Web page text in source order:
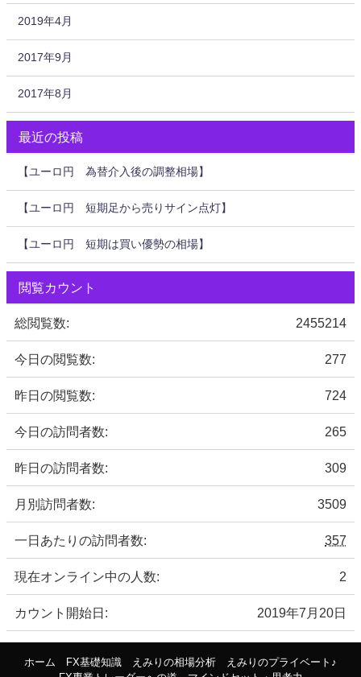
2019年4月
2017年9月
2017年8月
最近の投稿
【ユーロ円 為替介入後の調整相場】
【ユーロ円 短期足から売りサイン点灯】
【ユーロ円 短期は買い優勢の相場】
閲覧カウント
2455214
総閲覧数:
277
今日の閲覧数:
724
昨日の閲覧数:
265
今日の訪問者数:
309
昨日の訪問者数:
3509
月別訪問者数:
357
一日あたりの訪問者数:
2
現在オンライン中の人数:
2019年7月20日
カウント開始日:
ホーム FX基礎知識 えみりの相場分析
えみりのプライベート♪